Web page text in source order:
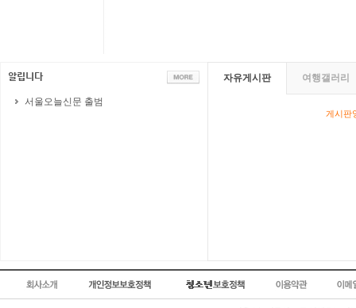
서울오늘신문 출범
자유게시판 여행갤러리
게시판